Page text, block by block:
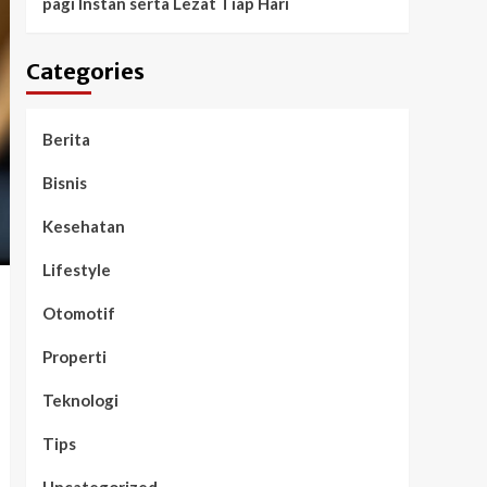
Categories
Berita
Bisnis
Kesehatan
Lifestyle
Otomotif
Properti
Teknologi
Tips